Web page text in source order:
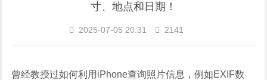
寸、地点和日期！
2025-07-05 20:31 2141
曾经教授过如何利用iPhone查询照片信息，例如EXIF数